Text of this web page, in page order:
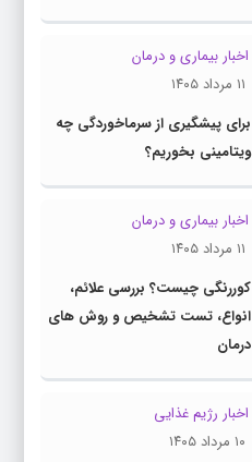
اخبار بیماری و درمان
۱۱ مرداد ۱۴۰۵
برای پیشگیری از سرماخوردگی چه
ویتامینی بخوریم؟
اخبار بیماری و درمان
۱۱ مرداد ۱۴۰۵
کوررنگی چیست؟ بررسی علائم،
انواع، تست تشخیص و روش های
درمان
اخبار رژیم غذایی
۱۰ مرداد ۱۴۰۵